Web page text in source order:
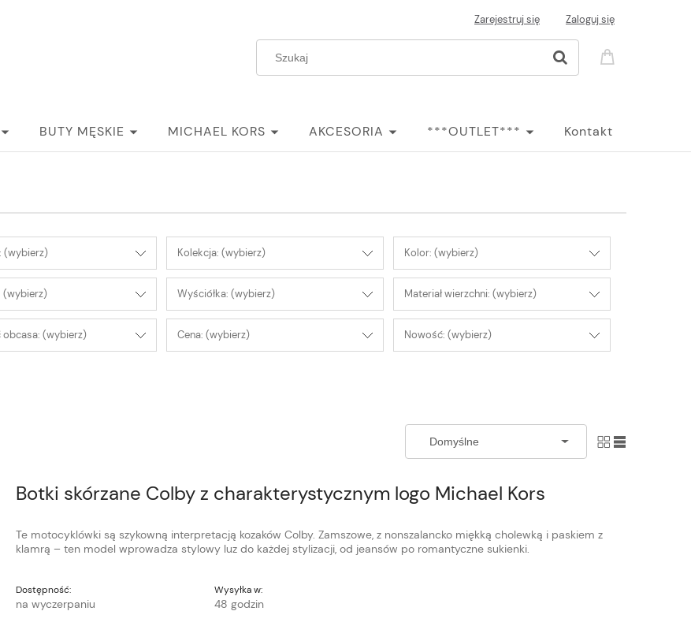
Zarejestruj się Zaloguj się
BUTY MĘSKIE MICHAEL KORS AKCESORIA ***OUTLET*** Kontakt
(wybierz) Kolekcja: (wybierz) Kolor: (wybierz)
(wybierz) Wyściółka: (wybierz) Materiał wierzchni: (wybierz)
(wybierz) Cena: (wybierz) Nowość: (wybierz)
Botki skórzane Colby z charakterystycznym logo Michael Kors
Te motocyklówki są szykowną interpretacją kozaków Colby. Zamszowe, z nonszalancko miękką cholewką i paskiem z
klamrą – ten model wprowadza stylowy luz do każdej stylizacji, od jeansów po romantyczne sukienki.
Dostępność:
na wyczerpaniu
Wysyłka w:
48 godzin